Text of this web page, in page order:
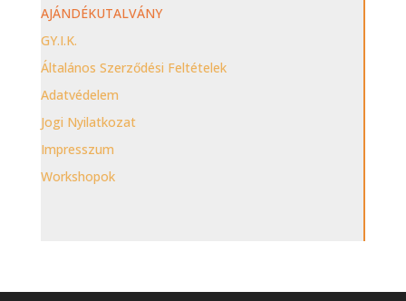
AJÁNDÉKUTALVÁNY
GY.I.K.
Általános Szerződési Feltételek
Adatvédelem
Jogi Nyilatkozat
Impresszum
Workshopok